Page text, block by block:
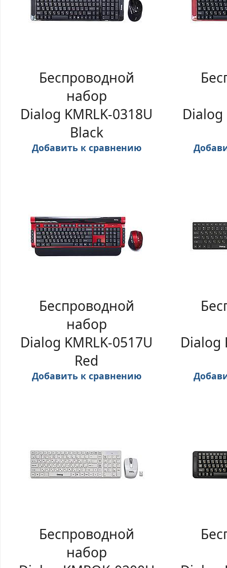
Беспроводной
набор
Dialog KMRLK-0318U
Black
Добавить к сравнению
Dialog
Беспроводной
набор
Dialog KMRLK-0517U
Red
Добавить к сравнению
Dialog
Беспроводной
набор